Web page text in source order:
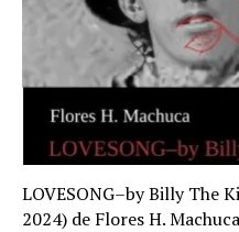
LOVESONG–by Billy The
2024) de Flores H.